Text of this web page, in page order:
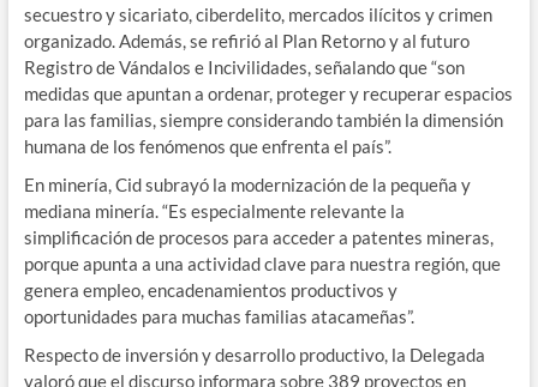
secuestro y sicariato, ciberdelito, mercados ilícitos y crimen
organizado. Además, se refirió al Plan Retorno y al futuro
Registro de Vándalos e Incivilidades, señalando que “son
medidas que apuntan a ordenar, proteger y recuperar espacios
para las familias, siempre considerando también la dimensión
humana de los fenómenos que enfrenta el país”.
En minería, Cid subrayó la modernización de la pequeña y
mediana minería. “Es especialmente relevante la
simplificación de procesos para acceder a patentes mineras,
porque apunta a una actividad clave para nuestra región, que
genera empleo, encadenamientos productivos y
oportunidades para muchas familias atacameñas”.
Respecto de inversión y desarrollo productivo, la Delegada
valoró que el discurso informara sobre 389 proyectos en